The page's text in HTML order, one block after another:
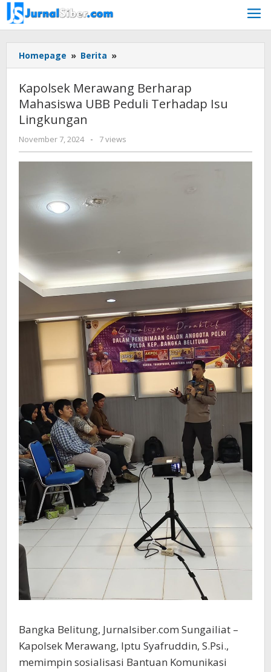
Skip
to
content
Homepage » Berita »
Merawang
Mahasiswa
UBB
Isu
Lingkungan
Kapolsek Merawang Berharap
Mahasiswa UBB Peduli Terhadap Isu
Lingkungan
November 7, 2024
by
Jurnalsiber
- 7 views
Bangka Belitung, Jurnalsiber.com Sungailiat –
Kapolsek Merawang, Iptu Syafruddin, S.Psi.,
memimpin sosialisasi Bantuan Komunikasi